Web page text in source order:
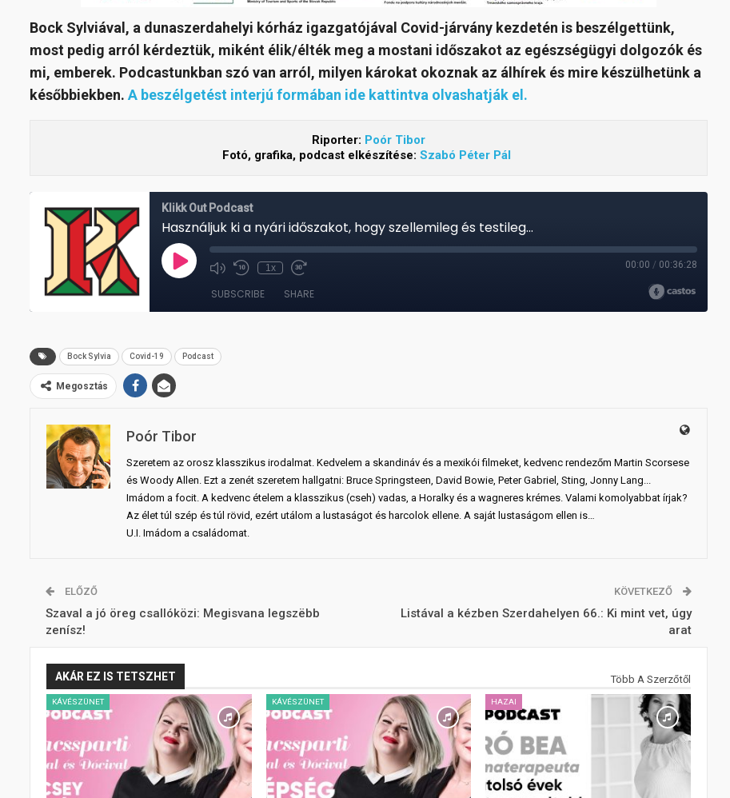
Bock Sylviával, a dunaszerdahelyi kórház igazgatójával Covid-járvány kezdetén is beszélgettünk,
most pedig arról kérdeztük, miként élik/élték meg a mostani időszakot az egészségügyi dolgozók és
mi, emberek. Podcastunkban szó van arról, milyen károkat okoznak az álhírek és mire készülhetünk a
későbbiekben. A beszélgetést interjú formában ide kattintva olvashatják el.
Riporter: Poór Tibor
Fotó, grafika, podcast elkészítése:Szabó Péter Pál
Bock Sylvia Covid-19 Podcast
Megosztás
Poór Tibor
Szeretem az orosz klasszikus irodalmat. Kedvelem a skandináv és a mexikói filmeket, kedvenc rendezőm Martin Scorsese
és Woody Allen. Ezt a zenét szeretem hallgatni: Bruce Springsteen, David Bowie, Peter Gabriel, Sting, Jonny Lang...
Imádom a focit. A kedvenc ételem a klasszikus (cseh) vadas, a Horalky és a wagneres krémes. Valami komolyabbat írjak?
Az élet túl szép és túl rövid, ezért utálom a lustaságot és harcolok ellene. A saját lustaságom ellen is…
U.I. Imádom a családomat.
ELŐZŐ
Szaval a jó öreg csallóközi: Megisvana legszëbb
zenísz!
KÖVETKEZŐ
Listával a kézben Szerdahelyen 66.: Ki mint vet, úgy
arat
AKÁR EZ IS TETSZHET Több A Szerzőtől
KÁVÉSZÜNET KÁVÉSZÜNET HAZAI